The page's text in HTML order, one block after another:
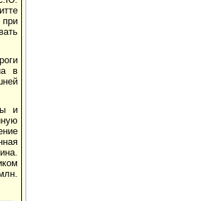
в
и